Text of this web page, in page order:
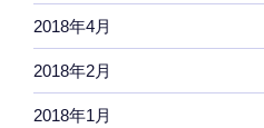
2018年4月
2018年2月
2018年1月